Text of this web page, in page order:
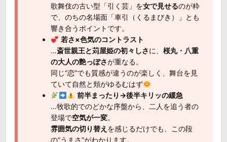
歌舞伎の古い型「引く芸」を女で見せるのが粋
で、のちの名場面「車引（くるまびき）」とも
響き合うポイントです。
若さ×色気のコントラスト
…斎世親王と苅屋姫の初々しさに、桜丸・八重
の大人の艶っぽさが重なる。
同じ“恋”でも質感が違うのが楽しく、舞台を見
ていて自然と頬がゆるむはず
前半まったり→後半キリッの緩急
…牧歌的でのどかな序盤から、二人を追う者の
登場で空気が一変。
雰囲気の切り替え を感じるだけでも、この段
の“うまさ”がわかります。